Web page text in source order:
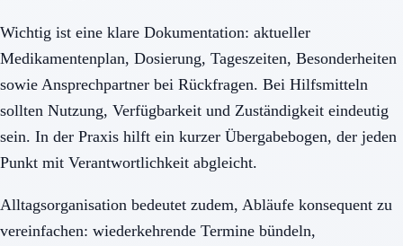
Wichtig ist eine klare Dokumentation: aktueller
Medikamentenplan, Dosierung, Tageszeiten, Besonderheiten
sowie Ansprechpartner bei Rückfragen. Bei Hilfsmitteln
sollten Nutzung, Verfügbarkeit und Zuständigkeit eindeutig
sein. In der Praxis hilft ein kurzer Übergabebogen, der jeden
Punkt mit Verantwortlichkeit abgleicht.
Alltagsorganisation bedeutet zudem, Abläufe konsequent zu
vereinfachen: wiederkehrende Termine bündeln,